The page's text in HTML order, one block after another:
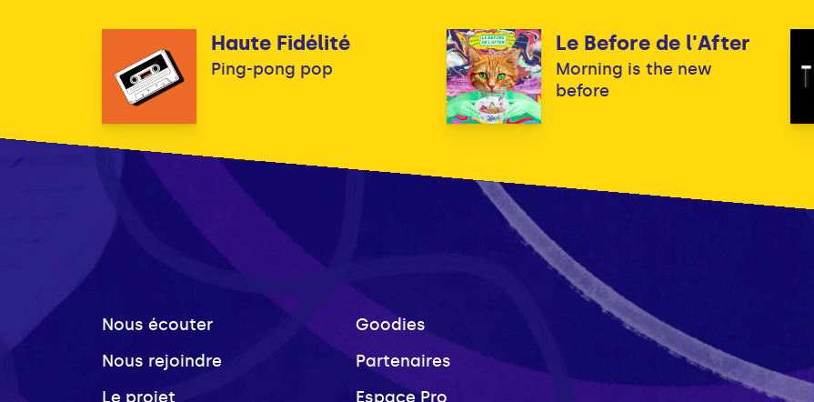
Haute Fidélité
Ping-pong pop
Le Before de l'After
Morning is the new
before
Nous écouter
Nous rejoindre
Le projet
Goodies
Partenaires
Espace Pro